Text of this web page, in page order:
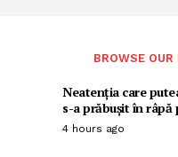
BROWSE
Neatenția care
s-a prăbușit în râpă
4 hours ago